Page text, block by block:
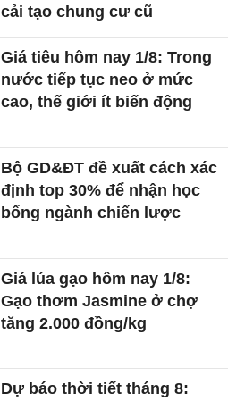
cải tạo chung cư cũ
Giá tiêu hôm nay 1/8: Trong
nước tiếp tục neo ở mức
cao, thế giới ít biến động
Bộ GD&ĐT đề xuất cách xác
định top 30% để nhận học
bổng ngành chiến lược
Giá lúa gạo hôm nay 1/8:
Gạo thơm Jasmine ở chợ
tăng 2.000 đồng/kg
Dự báo thời tiết tháng 8: